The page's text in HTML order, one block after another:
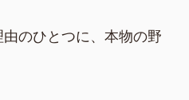
のひとつに、本物の野